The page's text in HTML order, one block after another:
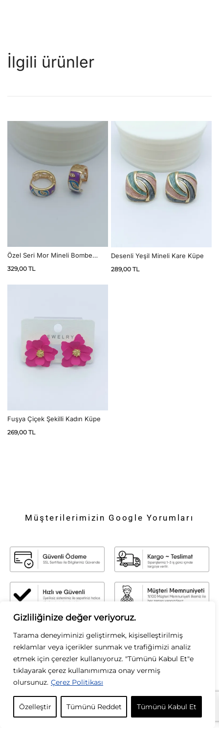
Gizliliğinize değer veriyoruz.
Tarama deneyiminizi geliştirmek, kişiselleştirilmiş
reklamlar veya içerikler sunmak ve trafiğimizi analiz
etmek için çerezler kullanıyoruz. "Tümünü Kabul Et"e
tıklayarak çerez kullanımımıza onay vermiş
olursunuz. Çerez Politikası
Özelleştir Tümünü Reddet Tümünü Kabul Et
İlgili ürünler
Özel Seri Mor Mineli Bombe
329,00 TL
Desenli Yeşil Mineli Kare Küpe
289,00 TL
Fuşya Çiçek Şekilli Kadın Küpe
269,00 TL
Müşterilerimizin Google Yorumları
Sirius Moda olarak, stilin gücüne inanıyoruz. Zamansız şıklığı modern
dokunuşlarla buluşturarak, her kadının kendi tarzını özgürce yansıtmasını
sağlıyoruz. Kaliteyi, zarafeti ve özgün tasarımları ön planda tutarak; her
koleksiyonumuzda ilham verici parçalar sunuyoruz. Moda bizim tutkumuz, siz
ise ilham kaynağımızsınız.
KURUMSAL